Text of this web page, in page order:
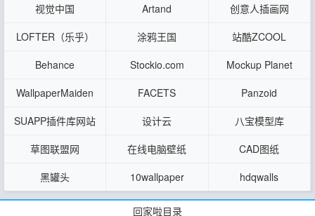
视觉中国
Artand
创意人插画网
LOFTER（乐乎）
涂鸦王国
站酷ZCOOL
Behance
Stockio.com
Mockup Planet
WallpaperMaiden
FACETS
Panzoid
SUAPP插件库网站
设计云
八宝模型库
草图联盟网
在线电脑壁纸
CAD图纸
黑罐头
10wallpaper hdqwalls
回家啦目录